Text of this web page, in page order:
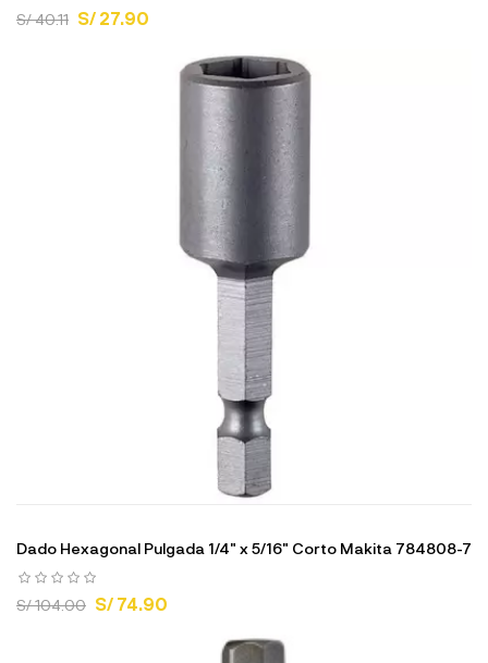
S/ 40.11 S/ 27.90
Dado Hexagonal Pulgada 1/4" x 5/16" Corto Makita 784808-7
S/ 104.00 S/ 74.90